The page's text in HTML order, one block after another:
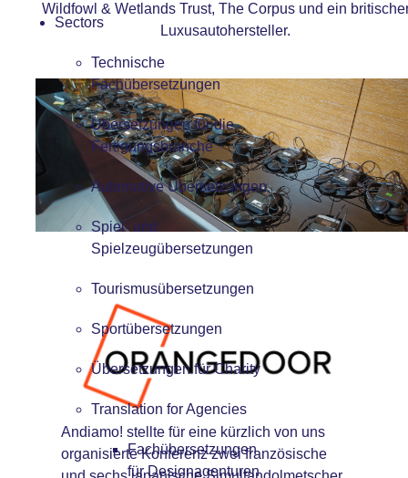
Sectors
Technische
Fachübersetzungen
Übersetzungen für die
Fertigungsbranche
Automotive Übersetzungen
Spiel- und
Spielzeugübersetzungen
Tourismusübersetzungen
Sportübersetzungen
Übersetzungen für Charity
Translation for Agencies
Fachübersetzungen
für Designagenturen
Wildfowl & Wetlands Trust, The Corpus und ein
Luxusautohersteller.
Andiamo! stellte für eine kürzlich von uns
organisierte Konferenz zwei französische